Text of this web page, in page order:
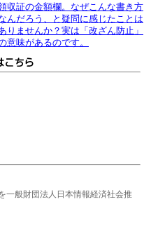
収証の金額欄。なぜこんな書き方
んだろう、と疑問に感じたことは
りませんか？実は「改ざん防止」
意味があるのです。
一般財団法人日本情報経済社会推